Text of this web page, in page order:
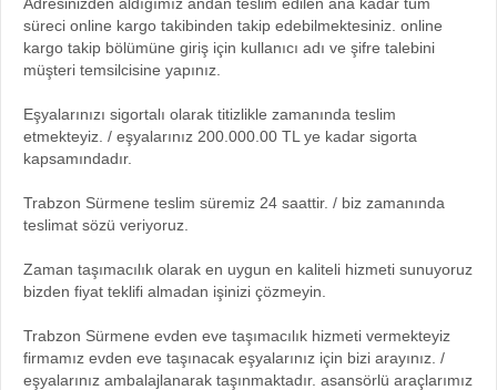
Adresinizden aldığımız andan teslim edilen ana kadar tüm
süreci online kargo takibinden takip edebilmektesiniz. online
kargo takip bölümüne giriş için kullanıcı adı ve şifre talebini
müşteri temsilcisine yapınız.
Eşyalarınızı sigortalı olarak titizlikle zamanında teslim
etmekteyiz. / eşyalarınız 200.000.00 TL ye kadar sigorta
kapsamındadır.
Trabzon Sürmene teslim süremiz 24 saattir. / biz zamanında
teslimat sözü veriyoruz.
Zaman taşımacılık olarak en uygun en kaliteli hizmeti sunuyoruz
bizden fiyat teklifi almadan işinizi çözmeyin.
Trabzon Sürmene evden eve taşımacılık hizmeti vermekteyiz
firmamız evden eve taşınacak eşyalarınız için bizi arayınız. /
eşyalarınız ambalajlanarak taşınmaktadır. asansörlü araçlarımız